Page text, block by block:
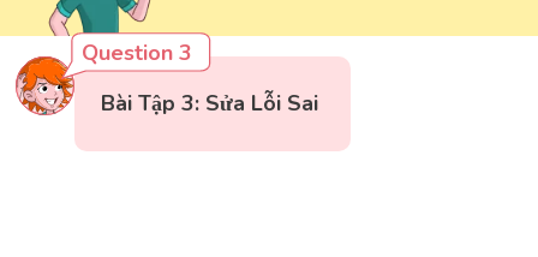
Question 3
Bài Tập 3: Sửa Lỗi Sai